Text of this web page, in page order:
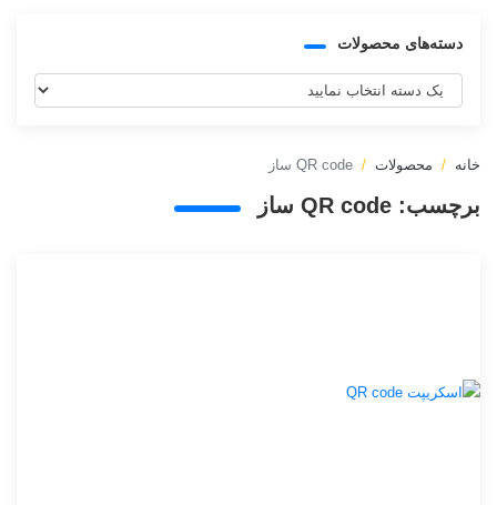
دسته‌های محصولات
خانه محصولات QR code ساز
برچسب: QR code ساز